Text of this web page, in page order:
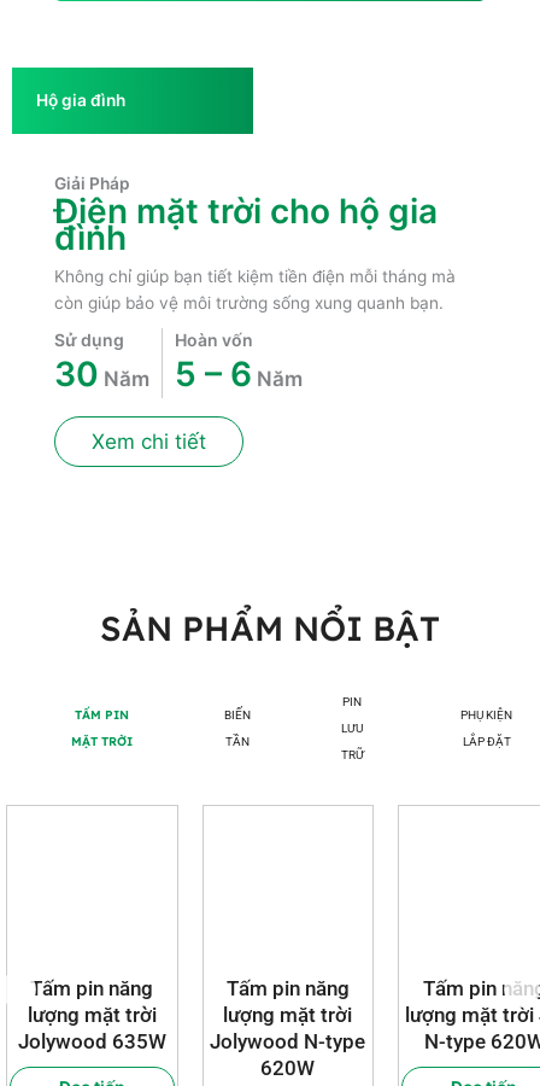
Hộ gia đình
Giải Pháp
Điện mặt trời cho hộ gia
đình
Không chỉ giúp bạn tiết kiệm tiền điện mỗi tháng mà
còn giúp bảo vệ môi trường sống xung quanh bạn.
Sử dụng
30 Năm
Hoàn vốn
5 – 6 Năm
Xem chi tiết
SẢN PHẨM NỔI BẬT
TẤM PIN
MẶT TRỜI
BIẾN
TẦN
PIN
LƯU
TRỮ
PHỤ KIỆN
LẮP ĐẶT
Tấm pin năng
lượng mặt trời
Jolywood 635W
Tấm pin năng
lượng mặt trời
Jolywood N-type
620W
Tấm pin
lượng mặt trời
N-type